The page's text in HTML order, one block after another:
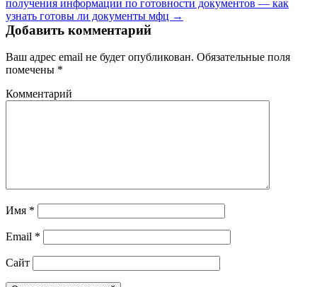
получения информации по готовности документов — как
узнать готовы ли документы мфц →
Добавить комментарий
Ваш адрес email не будет опубликован. Обязательные поля
помечены *
Комментарий
Имя *
Email *
Сайт